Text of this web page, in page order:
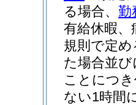
る場合、 勤
有給休暇、
規則で定
た場合並
ことにつ
ない1時間